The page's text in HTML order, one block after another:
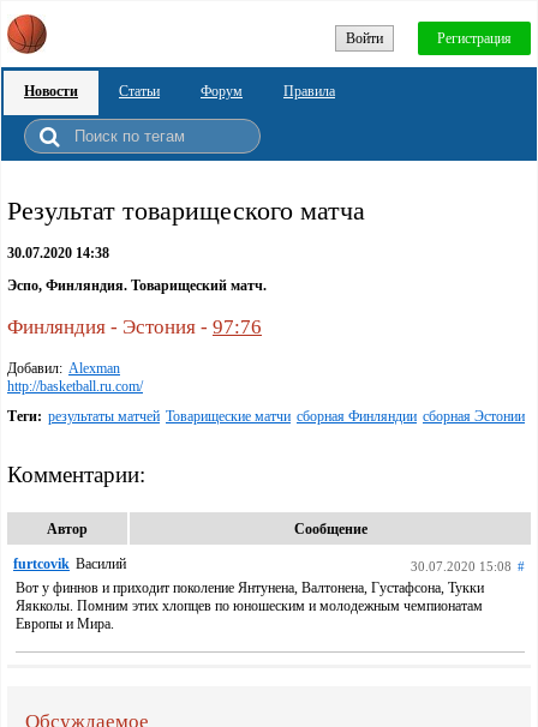
Войти Регистрация
Новости Статьи Форум Правила
Результат товарищеского матча
30.07.2020 14:38
Эспо, Финляндия. Товарищеский матч.
Финляндия - Эстония - 97:76
Добавил: Alexman
http://basketball.ru.com/
Теги: результаты матчей Товарищеские матчи сборная Финляндии сборная Эстонии
Комментарии:
Автор Сообщение
furtcovik Василий 30.07.2020 15:08 #
Вот у финнов и приходит поколение Янтунена, Валтонена, Густафсона, Тукки
Яякколы. Помним этих хлопцев по юношеским и молодежным чемпионатам
Европы и Мира.
Обсуждаемое